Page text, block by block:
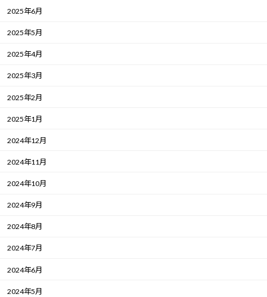
2025年6月
2025年5月
2025年4月
2025年3月
2025年2月
2025年1月
2024年12月
2024年11月
2024年10月
2024年9月
2024年8月
2024年7月
2024年6月
2024年5月